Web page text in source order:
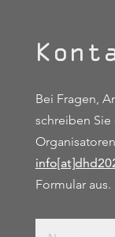
Bei Fragen,
schreiben Sie
Formular aus.